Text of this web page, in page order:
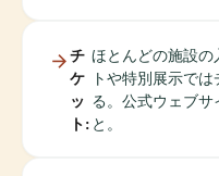
チ
ケ
ッ
ト:
ほとんどの施設
トや特別展示で
る。公式ウェブサ
と。